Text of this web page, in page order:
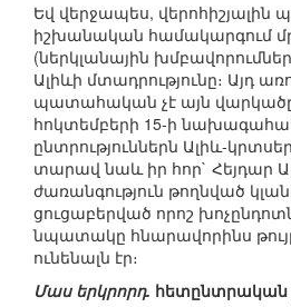
Եվ վերջապես, վերոհիշյալին
իշխանական համակարգում
(ներկլանային
Ալիևի մտադրությունը։ Այդ
պատահական չէ այն վարկածը,
հոկտեմբերի 15-ի
ընտրություններն Ալիև-
տարավ նաև իր հոր` Հեյդար
ժառանգություն թողնված
ցուցաբերված որոշ
նպատակը հնարավորինս
ունենալն էր։
Մաս երկրորդ. հետընտրական